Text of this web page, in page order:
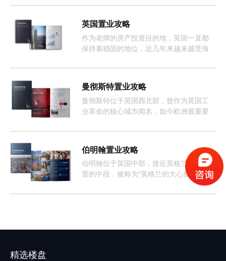
英国置业攻略
作为老牌的房产投资目的地，英国一直都
保持着稳固的地位，近几年来越来越受海
曼彻斯特置业攻略
曼彻斯特位于英国西北部，曾作为英国工
业革命的核心城市闻名，如今欧洲最重要
伯明翰置业攻略
伯明翰位于英国中部，接近英格兰地理位
置的中段，被称为“英格兰的大心脏”。整座
城市约有368万人口，这样的人口数量促使
伯明翰的租房市场长期呈现供不应求的情
精选楼盘